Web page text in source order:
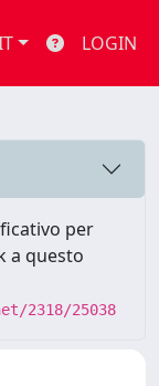
LOGIN
per
a questo
2318/25038